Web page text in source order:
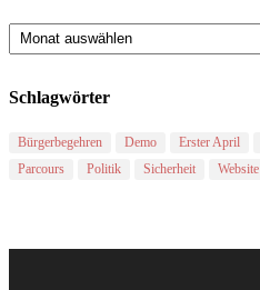
Archiv
Schlagwörter
Bürgerbegehren Demo Erster April
Parcours
Politik Sicherheit Website